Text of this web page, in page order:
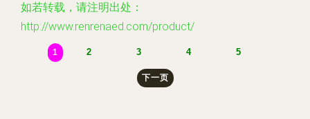
如若转载，请注明出处：
http://www.renrenaed.com/product/
1 2 3 4 5
下一页